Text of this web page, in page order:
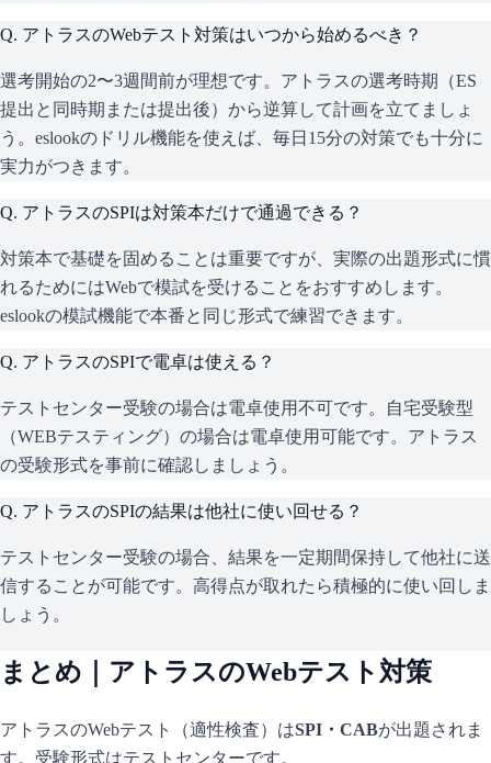
Q. アトラスのWebテスト対策はいつから始めるべき？
選考開始の2〜3週間前が理想です。アトラスの選考時期（ES
提出と同時期または提出後）から逆算して計画を立てましょ
う。eslookのドリル機能を使えば、毎日15分の対策でも十分に
実力がつきます。
Q. アトラスのSPIは対策本だけで通過できる？
対策本で基礎を固めることは重要ですが、実際の出題形式に慣
れるためにはWebで模試を受けることをおすすめします。
eslookの模試機能で本番と同じ形式で練習できます。
Q. アトラスのSPIで電卓は使える？
テストセンター受験の場合は電卓使用不可です。自宅受験型
（WEBテスティング）の場合は電卓使用可能です。アトラス
の受験形式を事前に確認しましょう。
Q. アトラスのSPIの結果は他社に使い回せる？
テストセンター受験の場合、結果を一定期間保持して他社に送
信することが可能です。高得点が取れたら積極的に使い回しま
しょう。
まとめ｜ アトラスのWebテスト対策
アトラスのWebテスト（適性検査）はSPI・CABが出題されま
す。 受験形式はテストセンターです。